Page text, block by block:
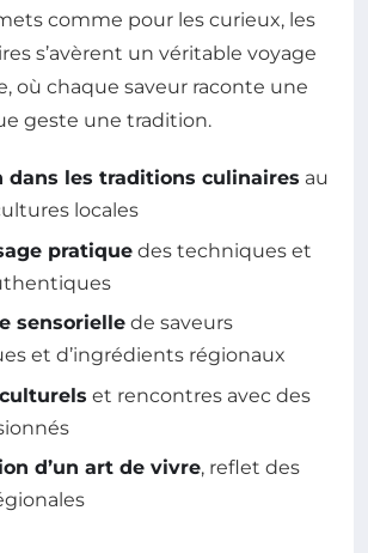
comme pour les curieux, les
s’avèrent un véritable voyage
où chaque saveur raconte une
geste une tradition.
dans les traditions culinaires au
locales
pratique des techniques et
sensorielle de saveurs
et d’ingrédients régionaux
et rencontres avec des
d’un art de vivre, reflet des